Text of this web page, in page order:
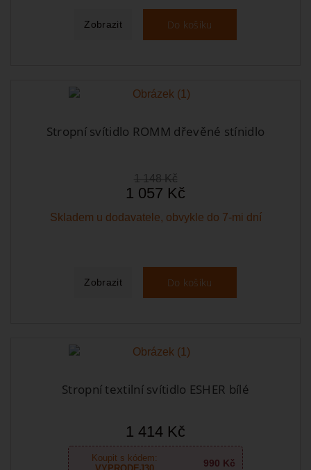
Zobrazit Do košíku
Stropní svítidlo ROMM dřevěné stínidlo
1 148 Kč
1 057 Kč
Skladem u dodavatele, obvykle do 7-mi dní
Zobrazit Do košíku
Stropní textilní svítidlo ESHER bílé
1 414 Kč
Koupit s kódem:
990 Kč